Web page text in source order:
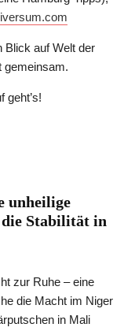
Blick auf Welt der
gemeinsam.
geht’s!
unheilige
Stabilität in
zur Ruhe – eine
die Macht im Niger
in Mali